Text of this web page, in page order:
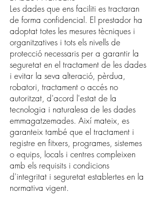
Les dades que ens faciliti es tractaran
de forma confidencial. El prestador ha
adoptat totes les mesures tècniques i
organitzatives i tots els nivells de
protecció necessaris per a garantir la
seguretat en el tractament de les dades
i evitar la seva alteració, pèrdua,
robatori, tractament o accés no
autoritzat, d'acord l'estat de la
tecnologia i naturalesa de les dades
emmagatzemades. Així mateix, es
garanteix també que el tractament i
registre en fitxers, programes, sistemes
o equips, locals i centres compleixen
amb els requisits i condicions
d'integritat i seguretat establertes en la
normativa vigent.